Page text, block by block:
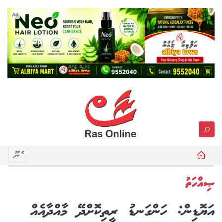
Ad
މެނޫ
ޞިއްހަތު
އަޔޮޑިން: ހަންގަނޑު ރީތިކޮށްދޭ މާއްދާއެއް